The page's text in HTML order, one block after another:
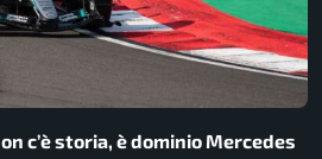
c’è storia, è dominio Mercedes